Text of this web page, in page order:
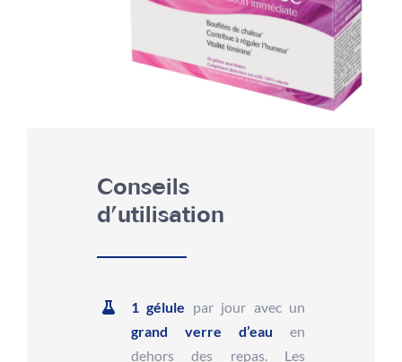
Conseils
d’utilisation
1 gélule par jour avec un
grand verre d’eauen
dehors des repas. Les